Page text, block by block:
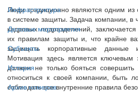
Инфраструктура
Деловые мероприятия
Субъекты
История
Архив номеров
Люди традиционно являются одним из
в системе защиты. Задача компании, в
кадровых подразделений,
их правилам защиты и, что крайне
защищать корпоративные данные
Мотивация здесь является ключевым
должен не только бояться
относиться к своей компании, быть
соблюдать все внутренние правила